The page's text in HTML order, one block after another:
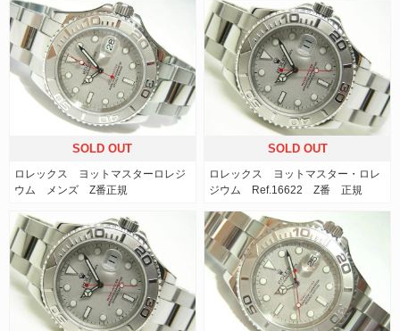
SOLD OUT
ロレックス ヨットマスターロレジ
ウム メンズ Z番正規
SOLD OUT
ロレックス ヨットマスター・ロレ
ジウム Ref.16622 Z番 正規